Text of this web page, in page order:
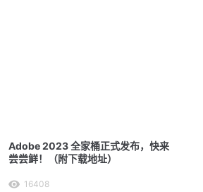
Adobe 2023 全家桶正式发布，快来
尝尝鲜！（附下载地址）
16408